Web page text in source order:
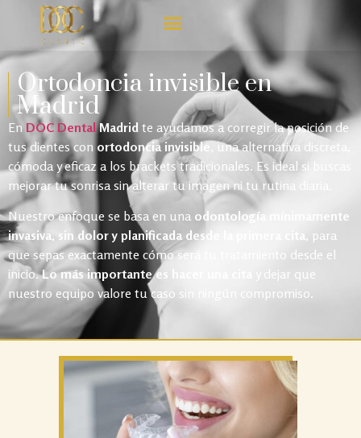
Ortodoncia invisible en
Madrid
En DOC DentalMadrid te ayudamos a corregir la posición de
tus dientes con ortodoncia invisible, una alternativa discreta,
cómoda y eficaz a los brackets tradicionales. Es ideal si buscas
mejorar tu sonrisa sin alterar tu imagen ni tu rutina diaria.
Nuestro enfoque se basa en una odontología mínimamente
invasiva, sin dolor y planificada desde la primera cita, para
que sepas exactamente cómo será tu tratamiento desde el
inicio.Lo más importante es hacer una cita
y dejar que
nuestro equipo valore tu caso sin ningún compromiso.